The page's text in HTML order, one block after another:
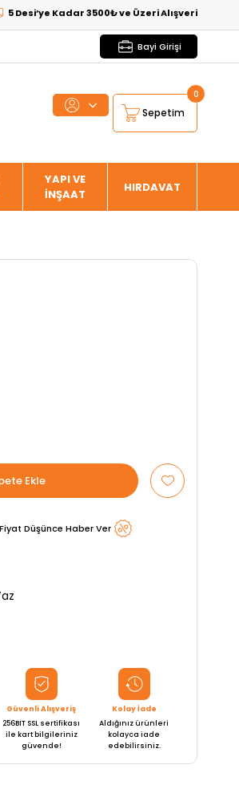
Kadar 3500₺ ve Üzeri AlışverişlerdeKARGO
Bayi Girişi
Sepetim
0
YAPI VE
İNŞAAT
HIRDAVAT
Fiyat Düşünce Haber Ver
Güvenli Alışveriş
256BIT SSL sertifikası
ile kart bilgileriniz
güvende!
Kolay İade
Aldığınız ürünleri
kolayca iade
edebilirsiniz.